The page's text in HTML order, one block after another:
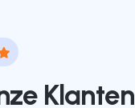
Klanten